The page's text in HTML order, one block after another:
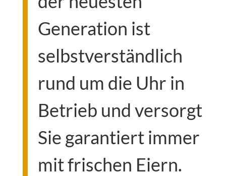
Generation ist
selbstverständlich
rund um die Uhr in
Betrieb und versorgt
Sie garantiert immer
mit frischen Eiern.